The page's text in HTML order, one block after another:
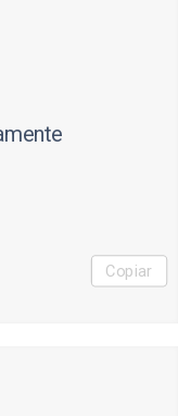
Copiar